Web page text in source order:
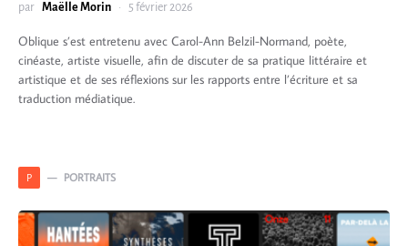
par Maëlle Morin 5 février 2026
Oblique s’est entretenu avec Carol-Ann Belzil-Normand, poète,
cinéaste, artiste visuelle, afin de discuter de sa pratique littéraire et
artistique et de ses réflexions sur les rapports entre l’écriture et sa
traduction médiatique.
P PORTRAITS